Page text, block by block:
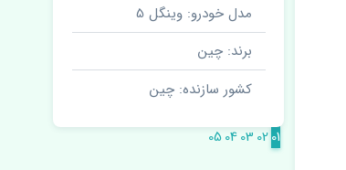
مدل خودرو: وینگل 5
برند: چین
کشور سازنده: چین
01
02
03
04
05